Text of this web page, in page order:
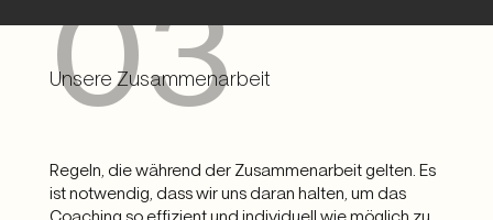
03
Unsere Zusammenarbeit
Regeln, die während der Zusammenarbeit gelten. Es
ist notwendig, dass wir uns daran halten, um das